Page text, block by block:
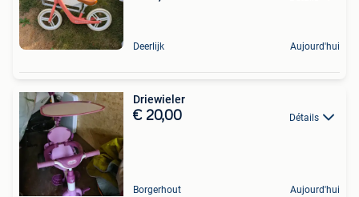
Deerlijk Aujourd'hui
Driewieler
€ 20,00 Détails
Borgerhout Aujourd'hui